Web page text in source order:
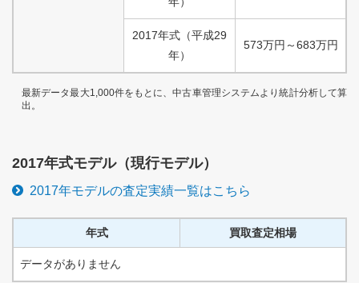
2017年式 （平成29
年）
573万円 ～683万円
最新データ最大1,000件をもとに、中古車管理システムより統計分析して算
出。
2017年式モデル（現行モデル）
2017年モデルの査定実績一覧はこちら
年式 買取査定相場
データがありません